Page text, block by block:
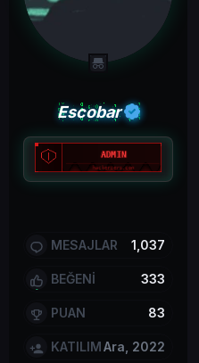
Escobar
MESAJLAR 1,037
BEĞENİ 333
PUAN 83
KATILIMAra, 2022